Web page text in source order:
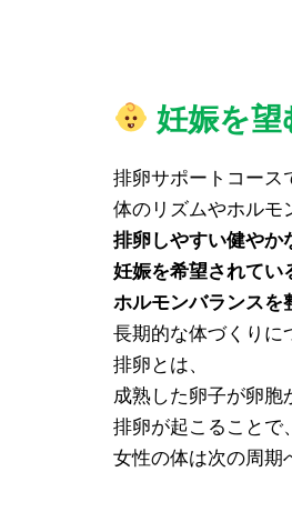
妊娠を
排卵サポートコース
体のリズムやホルモ
排卵しやすい健やか
妊娠を希望されてい
ホルモンバランスを
長期的な体づくりに
排卵とは、
成熟した卵子が卵胞
排卵が起こることで、
女性の体は次の周期